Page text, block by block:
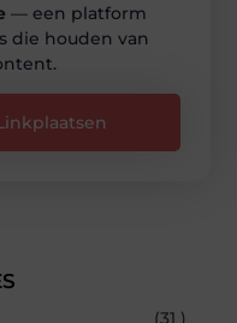
— een platform
die houden van
(31 )